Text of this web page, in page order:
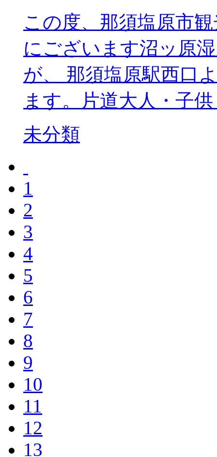
この度、那須塩原市
にございます沼ッ原
が、 那須塩原駅西口
ます。片道大人・子
未分類
1
2
3
4
5
6
7
8
9
10
11
12
13